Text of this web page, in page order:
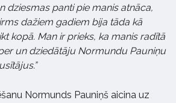
dziesmas panti pie manis atnāca,
dažiem gadiem bija tāda kā
kopā. Man ir prieks, ka manis radītā
un dziedātāju Normundu Pauniņu
Normunds Pauniņš aicina uz